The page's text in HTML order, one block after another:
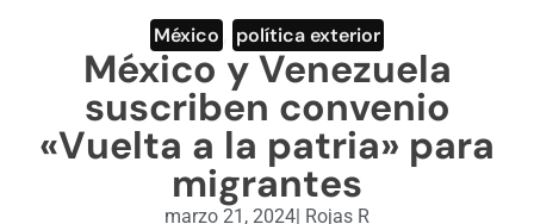
ENGLISH SECTION
VIDEOS
México política exterior
México y Venezuela
suscriben convenio
«Vuelta a la patria» para
migrantes
marzo 21, 2024| Rojas R